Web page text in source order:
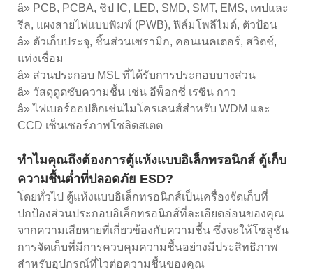
â» PCB, PCBA, ชิป IC, LED, SMD, SMT, EMS, เทปและ
รีล, แผงสายไฟแบบพิมพ์ (PWB), ฟิล์มโพลีไมด์, ตัวป้อน
â» ตัวเก็บประจุ, ชิ้นส่วนเซรามิก, คอนเนคเตอร์, สวิตช์,
แท่งเชื่อม
â» ส่วนประกอบ MSL ที่ได้รับการประกอบบางส่วน
â» วัสดุดูดซับความชื้น เช่น อีพ็อกซี่ เรซิน กาว
â» ไฟเบอร์ออปติกเช่นไมโครเลนส์สำหรับ WDM และ
CCD เซ็นเซอร์ภาพโซลิดสเตต
ทำไมคุณถึงต้องการตู้แห้งแบบอิเล็กทรอนิกส์ ตู้เก็บ
ความชื้นต่ำที่ปลอดภัย ESD?
โดยทั่วไป ตู้แห้งแบบอิเล็กทรอนิกส์เป็นเครื่องจัดเก็บที่
ปกป้องส่วนประกอบอิเล็กทรอนิกส์ที่ละเอียดอ่อนของคุณ
จากความเสียหายที่เกี่ยวข้องกับความชื้น ซึ่งจะให้โซลูชัน
การจัดเก็บที่มีการควบคุมความชื้นอย่างมีประสิทธิภาพ
สำหรับอุปกรณ์ที่ไวต่อความชื้นของคุณ